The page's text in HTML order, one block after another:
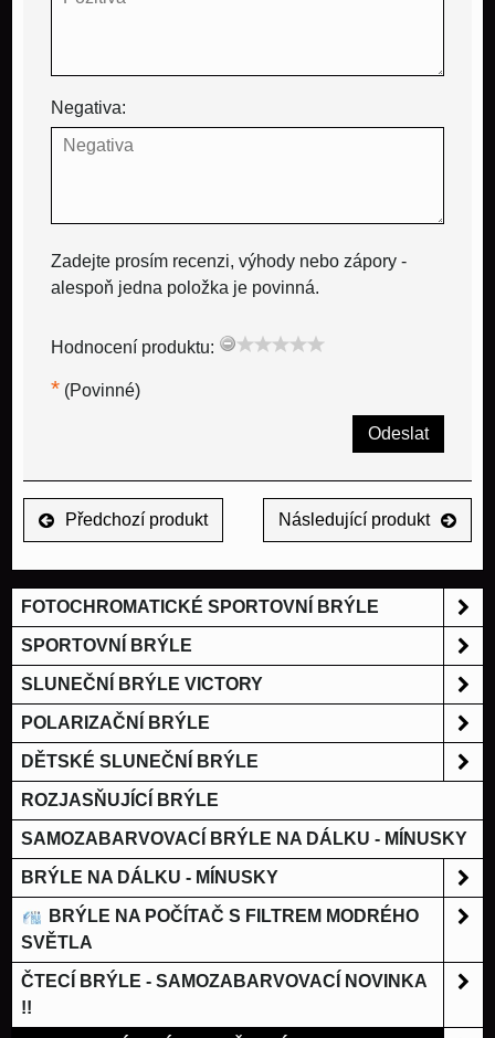
Negativa:
Zadejte prosím recenzi, výhody nebo zápory -
alespoň jedna položka je povinná.
Hodnocení produktu:
* (Povinné)
Odeslat
Předchozí produkt Následující produkt
FOTOCHROMATICKÉ SPORTOVNÍ BRÝLE
SPORTOVNÍ BRÝLE
SLUNEČNÍ BRÝLE VICTORY
POLARIZAČNÍ BRÝLE
DĚTSKÉ SLUNEČNÍ BRÝLE
ROZJASŇUJÍCÍ BRÝLE
SAMOZABARVOVACÍ BRÝLE NA DÁLKU - MÍNUSKY
BRÝLE NA DÁLKU - MÍNUSKY
BRÝLE NA POČÍTAČ S FILTREM MODRÉHO
SVĚTLA
ČTECÍ BRÝLE - SAMOZABARVOVACÍ NOVINKA
!!